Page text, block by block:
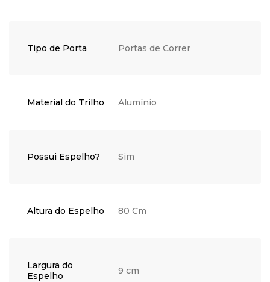
Tipo de Porta Portas de Correr
Material do Trilho Alumínio
Possui Espelho? Sim
Altura do Espelho 80 Cm
Largura do
Espelho
9 cm